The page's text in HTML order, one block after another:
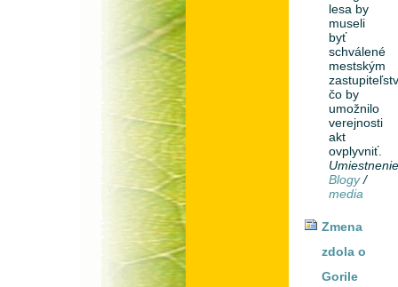
lesa by
museli
byť
schválené
mestským
čo by
umožnilo
verejnosti
akt
ovplyvniť.
Blogy /
media
Zmena
zdola o
Gorile